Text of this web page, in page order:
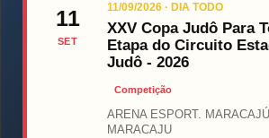
11
SET
11/09/2026 · DIA TODO
XXV Copa Judô Para
Etapa do Circuito
Judô - 2026
Competição
ARENA ESPORT. MARACAJÚ
MARACAJU